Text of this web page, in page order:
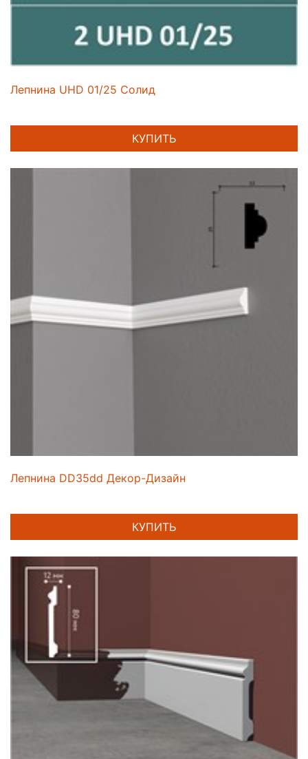
Лепнина UHD 01/25 Солид
КУПИТЬ
Лепнина DD35dd Декор-Дизайн
КУПИТЬ